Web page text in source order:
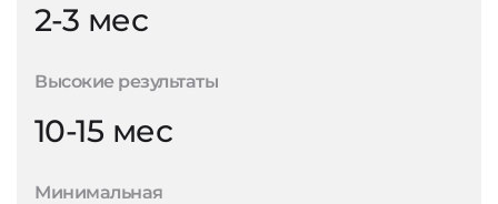
2-3 мес
Высокие результаты
10-15 мес
Минимальная